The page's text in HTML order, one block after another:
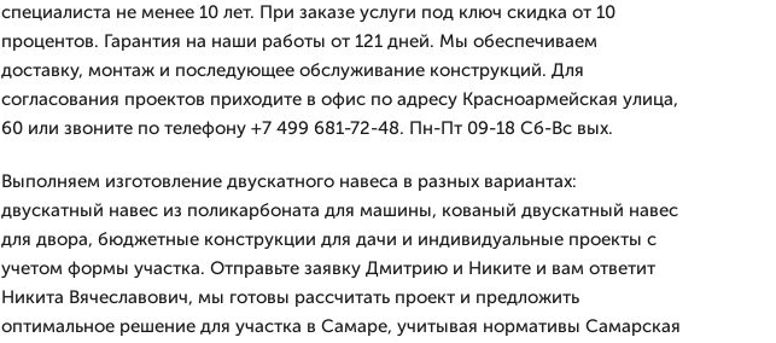
специалиста не менее 10 лет. При заказе услуги под ключ скидка от 10
процентов. Гарантия на наши работы от 121 дней. Мы обеспечиваем
доставку, монтаж и последующее обслуживание конструкций. Для
согласования проектов приходите в офис по адресу Красноармейская улица,
60 или звоните по телефону +7 499 681-72-48. Пн-Пт 09-18 Сб-Вс вых.
Выполняем изготовление двускатного навеса в разных вариантах:
двускатный навес из поликарбоната для машины, кованый двускатный навес
для двора, бюджетные конструкции для дачи и индивидуальные проекты с
учетом формы участка. Отправьте заявку Дмитрию и Никите и вам ответит
Никита Вячеславович, мы готовы рассчитать проект и предложить
оптимальное решение для участка в Самаре, учитывая нормативы Самарская